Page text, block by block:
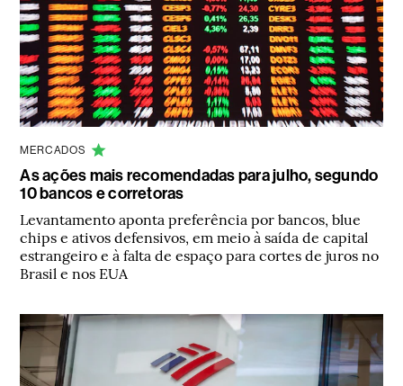
MERCADOS
As ações mais recomendadas para julho, segundo
10 bancos e corretoras
Levantamento aponta preferência por bancos, blue
chips e ativos defensivos, em meio à saída de capital
estrangeiro e à falta de espaço para cortes de juros no
Brasil e nos EUA